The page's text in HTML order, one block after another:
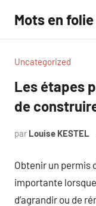
contenu
Mots en folie
Uncategorized
Les étapes
de
par Louise KESTEL
Obtenir un permis
importante
d’agrandir ou de